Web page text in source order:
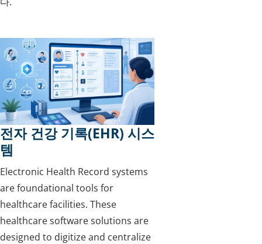
전자 건강 기록(EHR) 시스
템
Electronic Health Record systems
are foundational tools for
healthcare facilities. These
healthcare software solutions are
designed to digitize and centralize